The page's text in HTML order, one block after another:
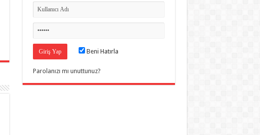
Beni Hatırla
Parolanızı mı unuttunuz?